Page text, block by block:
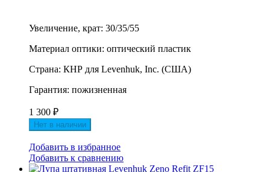
Увеличение, крат: 30/35/55
Материал оптики: оптический пластик
Страна: КНР для Levenhuk, Inc. (США)
Гарантия: пожизненная
1 300 ₽
Нет в наличии
Добавить в избранное
Добавить к сравнению